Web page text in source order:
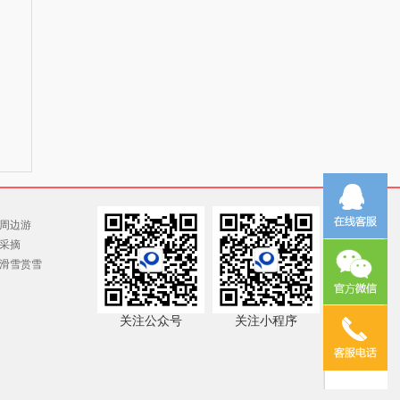
周边游
采摘
滑雪赏雪
关注公众号 关注小程序